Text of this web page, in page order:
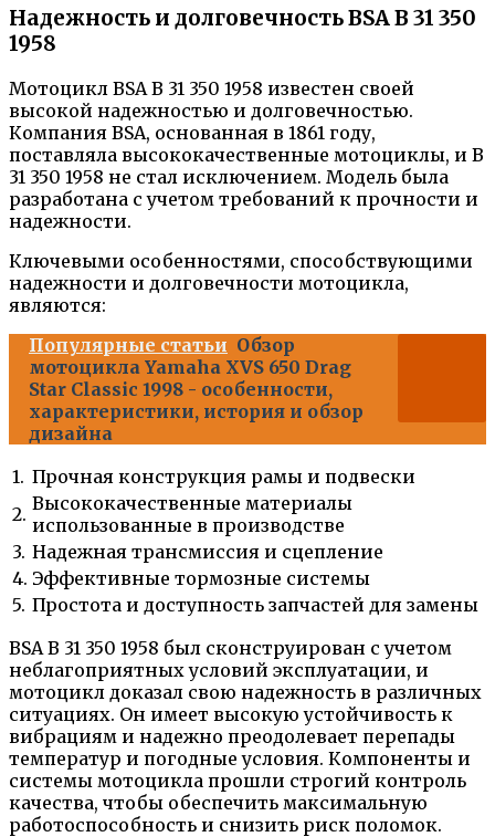
Надежность и долговечность BSA B 31 350
1958
Мотоцикл BSA B 31 350 1958 известен своей
высокой надежностью и долговечностью.
Компания BSA, основанная в 1861 году,
поставляла высококачественные мотоциклы, и B
31 350 1958 не стал исключением. Модель была
разработана с учетом требований к прочности и
надежности.
Ключевыми особенностями, способствующими
надежности и долговечности мотоцикла,
являются:
Популярные статьи Обзор
мотоцикла Yamaha XVS 650 Drag
Star Classic 1998 - особенности,
характеристики, история и обзор
дизайна
1. Прочная конструкция рамы и подвески
2. Высококачественные материалы
использованные в производстве
3. Надежная трансмиссия и сцепление
4. Эффективные тормозные системы
5. Простота и доступность запчастей для замены
BSA B 31 350 1958 был сконструирован с учетом
неблагоприятных условий эксплуатации, и
мотоцикл доказал свою надежность в различных
ситуациях. Он имеет высокую устойчивость к
вибрациям и надежно преодолевает перепады
температур и погодные условия. Компоненты и
системы мотоцикла прошли строгий контроль
качества, чтобы обеспечить максимальную
работоспособность и снизить риск поломок.